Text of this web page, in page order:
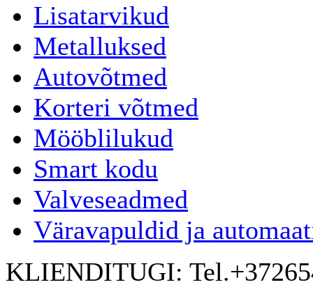
Lisatarvikud
Metalluksed
Autovõtmed
Korteri võtmed
Mööblilukud
Smart kodu
Valveseadmed
Väravapuldid ja
KLIENDITUGI: